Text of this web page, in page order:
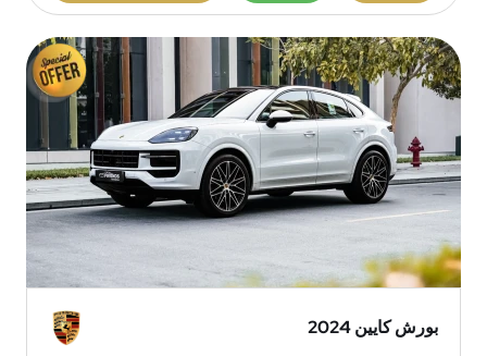
بورش كايين 2024